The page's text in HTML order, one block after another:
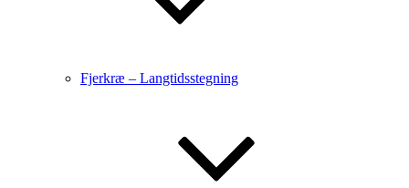
Fjerkræ – Langtidsstegning